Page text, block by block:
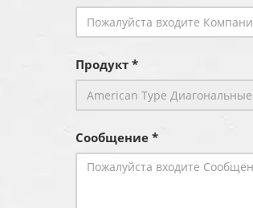
Продукт *
Сообщение *